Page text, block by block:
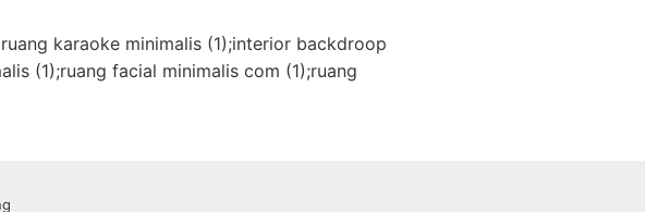
karaoke minimalis (1);interior backdroop
(1);ruang facial minimalis com (1);ruang